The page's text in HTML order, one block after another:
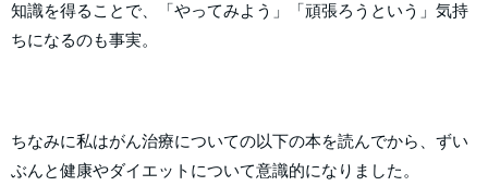
知識を得ることで、「やってみよう」「頑張ろうという」気持
ちになるのも事実。
ちなみに私はがん治療についての以下の本を読んでから、ずい
ぶんと健康やダイエットについて意識的になりました。